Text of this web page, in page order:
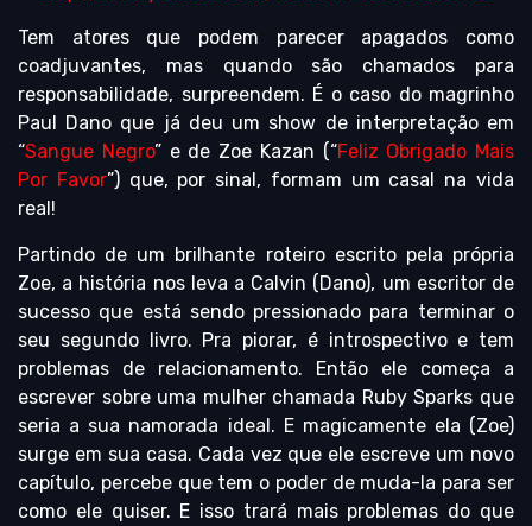
Tem atores que podem parecer apagados como
coadjuvantes, mas quando são chamados para
responsabilidade, surpreendem. É o caso do magrinho
Paul Dano que já deu um show de interpretação em
“Sangue Negro” e de Zoe Kazan (“Feliz Obrigado Mais
Por Favor”) que, por sinal, formam um casal na vida
real!
Partindo de um brilhante roteiro escrito pela própria
Zoe, a história nos leva a Calvin (Dano), um escritor de
sucesso que está sendo pressionado para terminar o
seu segundo livro. Pra piorar, é introspectivo e tem
problemas de relacionamento. Então ele começa a
escrever sobre uma mulher chamada Ruby Sparks que
seria a sua namorada ideal. E magicamente ela (Zoe)
surge em sua casa. Cada vez que ele escreve um novo
capítulo, percebe que tem o poder de muda-la para ser
como ele quiser. E isso trará mais problemas do que